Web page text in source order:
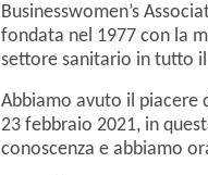
Businesswomen’s
fondata nel 1977 con la
settore sanitario in tutto
Abbiamo avuto il piacere
23 febbraio 2021, in
conoscenza e abbiamo